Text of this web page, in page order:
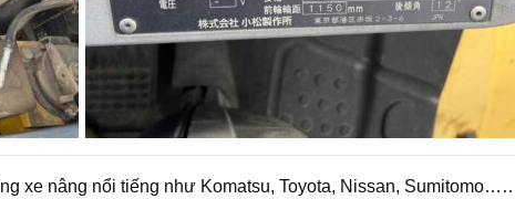
xe nâng nổi tiếng như Komatsu, Toyota, Nissan,